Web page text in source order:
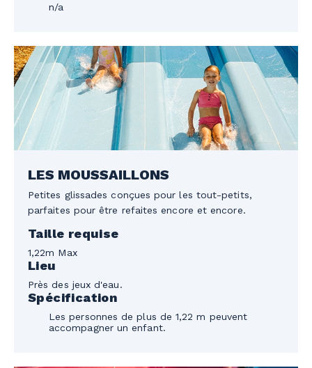
n/a
LES MOUSSAILLONS
Petites glissades conçues pour les tout-petits,
parfaites pour être refaites encore et encore.
Taille requise
1,22m Max
Lieu
Près des jeux d'eau.
Spécification
Les personnes de plus de 1,22 m peuvent
accompagner un enfant.